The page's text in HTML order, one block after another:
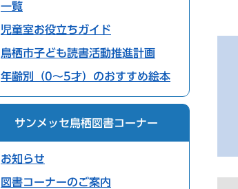
一覧
児童室お役立ちガイド
鳥栖市子ども読書活動推進計画
年齢別（0～5才）のおすすめ絵本
サンメッセ鳥栖図書コーナー
お知らせ
図書コーナーのご案内